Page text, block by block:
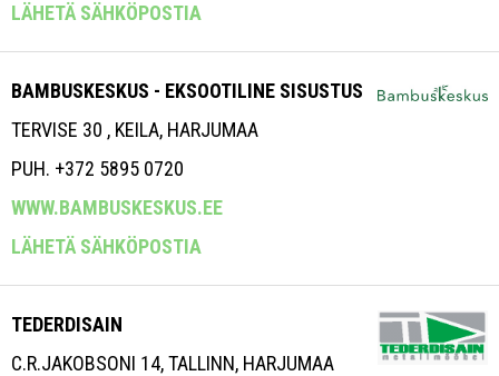
LÄHETÄ SÄHKÖPOSTIA
BAMBUSKESKUS - EKSOOTILINE SISUSTUS
TERVISE 30 , KEILA, HARJUMAA
PUH. +372 5895 0720
WWW.BAMBUSKESKUS.EE
LÄHETÄ SÄHKÖPOSTIA
TEDERDISAIN
C.R.JAKOBSONI 14, TALLINN, HARJUMAA